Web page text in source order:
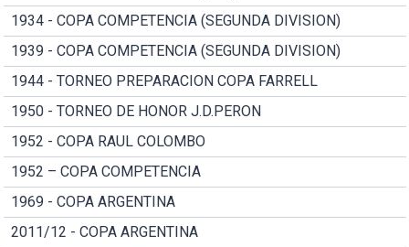
1934 - COPA COMPETENCIA (SEGUNDA DIVISION)
1939 - COPA COMPETENCIA (SEGUNDA DIVISION)
1944 - TORNEO PREPARACION COPA FARRELL
1950 - TORNEO DE HONOR J.D.PERON
1952 - COPA RAUL COLOMBO
1952 – COPA COMPETENCIA
1969 - COPA ARGENTINA
2011/12 - COPA ARGENTINA